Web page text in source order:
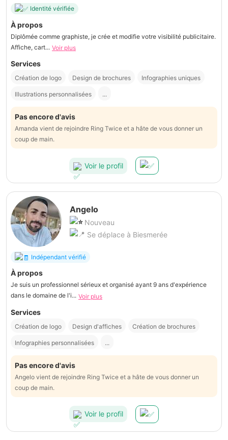
Identité vérifiée
À propos
Diplômée comme graphiste, je crée et modifie votre visibilité publicitaire.
Affiche, cart... Voir plus
Services
Création de logo Design de brochures Infographies uniques
Illustrations personnalisées ...
Pas encore d'avis
Amanda vient de rejoindre Ring Twice et a hâte de vous donner un
coup de main.
Voir le profil
Angelo
Nouveau
Se déplace à Biesmerée
Indépendant vérifié
À propos
Je suis un professionnel sérieux et organisé ayant 9 ans d'expérience
dans le domaine de l'i... Voir plus
Services
Création de logo Design d'affiches Création de brochures
Infographies personnalisées ...
Pas encore d'avis
Angelo vient de rejoindre Ring Twice et a hâte de vous donner un
coup de main.
Voir le profil